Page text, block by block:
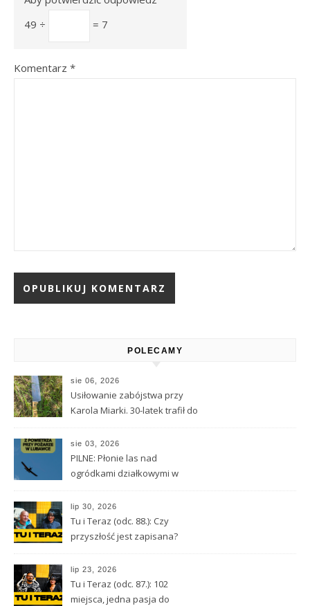
49 ÷
= 7
Komentarz *
POLECAMY
sie 06, 2026
Usiłowanie zabójstwa przy
Karola Miarki. 30-latek trafił do
sie 03, 2026
PILNE: Płonie las nad
ogródkami działkowymi w
lip 30, 2026
Tu i Teraz (odc. 88.): Czy
przyszłość jest zapisana?
astrologii i przeznaczeniu
lip 23, 2026
Tu i Teraz (odc. 87.): 102
miejsca, jedna pasja do